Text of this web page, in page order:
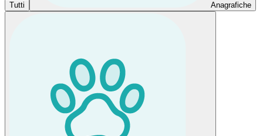
Tutti Anagrafiche